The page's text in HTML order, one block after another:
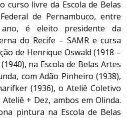
curso livre da Escola de Belas
de Pernambuco, entre
é eleito presidente da
do Recife – SAMR e cursa
de Henrique Oswald (1918 –
na Escola de Belas Artes
com Adão Pinheiro (1938),
(1936), o Ateliê Coletivo
+ Dez, ambos em Olinda.
pintura na Escola de Belas